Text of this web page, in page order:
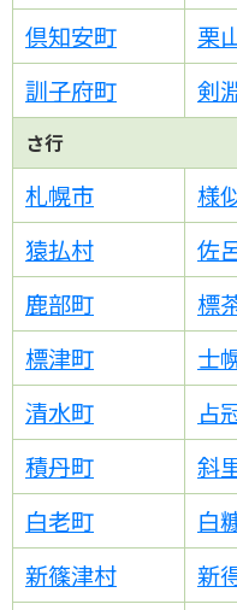
倶知安町
栗
訓子府町
剣
さ行
札幌市 様
猿払村
佐
鹿部町
標
標津町
士
清水町
占
積丹町
斜
白老町
白
新篠津村
新